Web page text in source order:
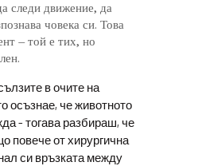
следи движение, да
човека си. Това
– той е тих, но
в очите на
осъзнае, че животното
– тогава разбираш, че
повече от хирургична
си връзката между